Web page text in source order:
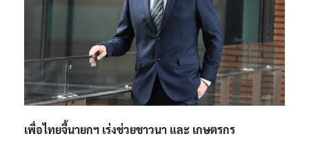
เพื่อไทยจี้นายกฯ เร่งช่วยชาวนา และ เกษตรกร